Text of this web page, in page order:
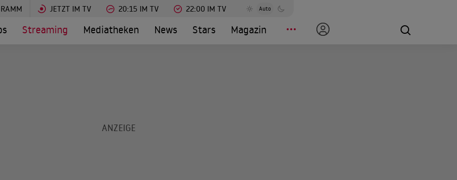
JETZT IM TV 20:15 IM TV 22:00 IM TV Auto
Streaming Mediatheken News Stars Magazin